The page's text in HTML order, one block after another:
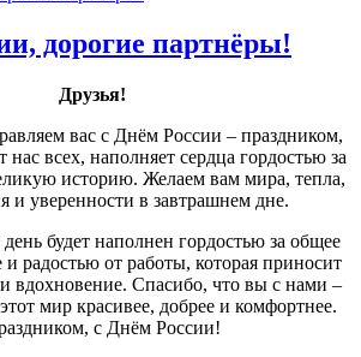
дорогие партнёры!
Друзья!
вас с Днём России – праздником,
нас всех, наполняет сердца гордостью за
историю. Желаем вам мира, тепла,
и уверенности в завтрашнем дне.
будет наполнен гордостью за общее
радостью от работы, которая приносит
вдохновение. Спасибо, что вы с нами –
мир красивее, добрее и комфортнее.
с Днём России!